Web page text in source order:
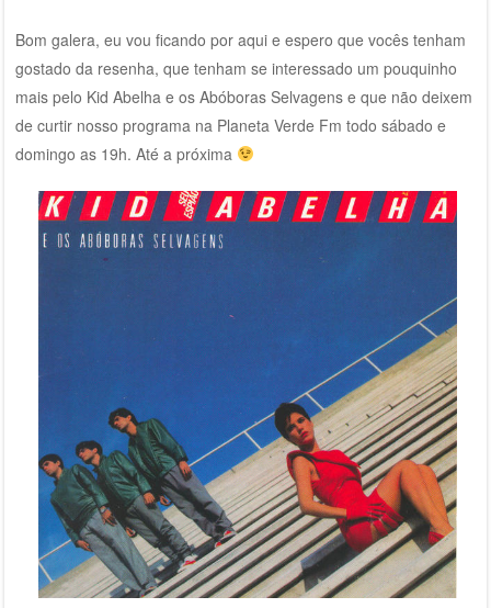
Bom galera, eu vou ficando por aqui e espero que vocês tenham
gostado da resenha, que tenham se interessado um pouquinho
mais pelo Kid Abelha e os Abóboras Selvagens e que não deixem
de curtir nosso programa na Planeta Verde Fm todo sábado e
domingo as 19h. Até a próxima